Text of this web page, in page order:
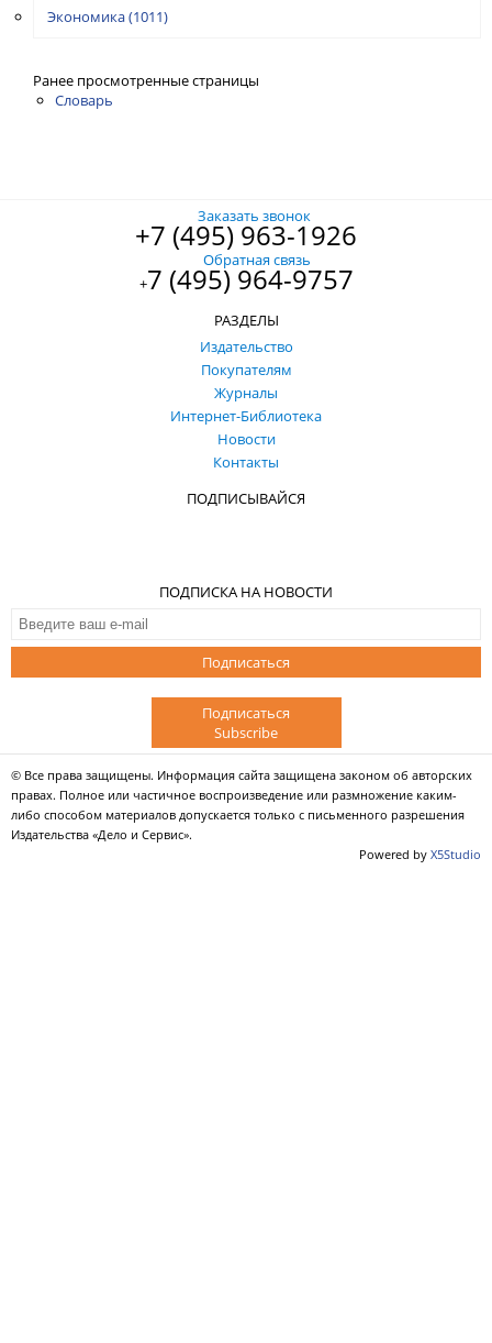
Экономика(1011)
Ранее просмотренные страницы
Словарь
Заказать звонок
+7 (495) 963-1926
Обратная связь
+7 (495) 964-9757
РАЗДЕЛЫ
Издательство
Покупателям
Журналы
Интернет-Библиотека
Новости
Контакты
ПОДПИСЫВАЙСЯ
ПОДПИСКА НА НОВОСТИ
Подписаться
Подписаться
Subscribe
© Все права защищены. Информация сайта защищена законом об авторских
правах. Полное или частичное воспроизведение или размножение каким-
либо способом материалов допускается только с письменного разрешения
Издательства «Дело и Сервис».
Powered by X5Studio